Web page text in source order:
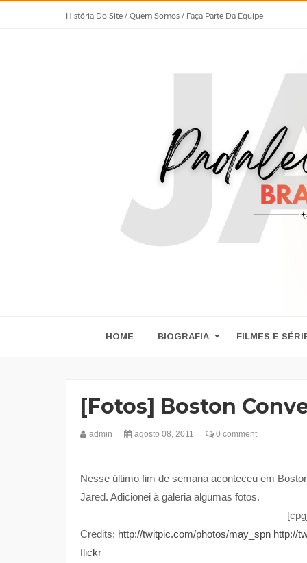
História Do Site / Quem Somos / Faça Parte Da Equipe
HOME BIOGRAFIA FILMES E
[Fotos] Boston
admin agosto 08, 2011 0 comment
Nesse último fim de semana aconteceu em
Jared. Adicionei à galeria algumas fotos.
Credits: http://twitpic.com/photos/may_spn http://
flickr